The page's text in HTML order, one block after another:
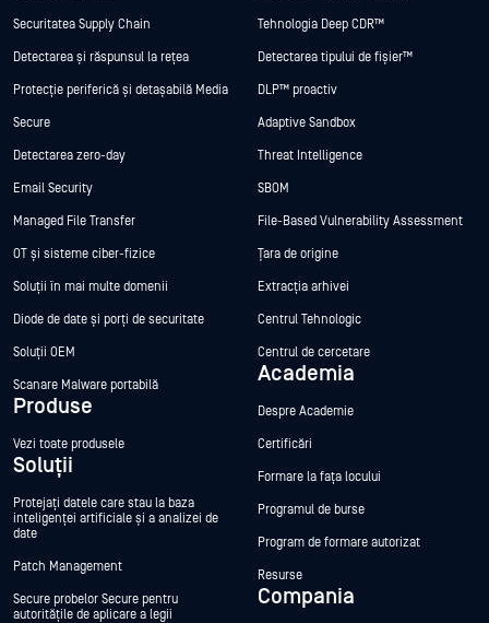
Securitatea Supply Chain
Detectarea și răspunsul la rețea
Protecție periferică și detașabilă Media
Secure
Detectarea zero-day
Email Security
Managed File Transfer
OT și sisteme ciber-fizice
Soluții în mai multe domenii
Diode de date și porți de securitate
Soluții OEM
Scanare Malware portabilă
Produse
Vezi toate produsele
Soluții
Protejați datele care stau la baza
inteligenței artificiale și a analizei de
date
Patch Management
Secure probelor Secure pentru
autoritățile de aplicare a legii
Tehnologia Deep CDR™
Detectarea tipului de fișier™
DLP™ proactiv
Adaptive Sandbox
Threat Intelligence
SBOM
File-Based Vulnerability Assessment
Țara de origine
Extracția arhivei
Centrul Tehnologic
Centrul de cercetare
Academia
Despre Academie
Certificări
Formare la fața locului
Programul de burse
Program de formare autorizat
Resurse
Compania